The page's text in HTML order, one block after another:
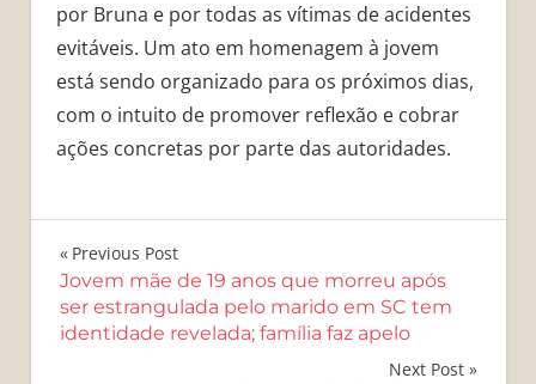
por Bruna e por todas as vítimas de acidentes
evitáveis. Um ato em homenagem à jovem
está sendo organizado para os próximos dias,
com o intuito de promover reflexão e cobrar
ações concretas por parte das autoridades.
Navegação
de
Post
Previous Post
Jovem mãe de 19 anos que morreu após
ser estrangulada pelo marido em SC tem
identidade revelada; família faz apelo
Next Post